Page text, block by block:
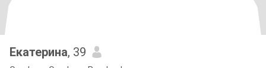
Екатерина, 39